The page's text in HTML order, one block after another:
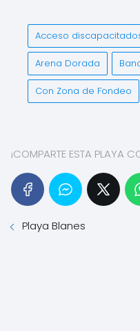
Acceso
Arena Dorada
Con Zona de Fondeo
¡COMPARTE ESTA PLAYA
Playa Blanes